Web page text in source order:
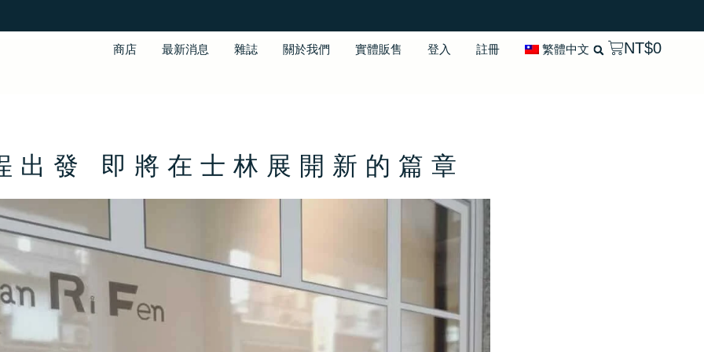
商店 最新消息 雜誌 關於我們 實體販售 登入 註冊 繁體中文 NT$0
出發 即將在士林展開新的篇章